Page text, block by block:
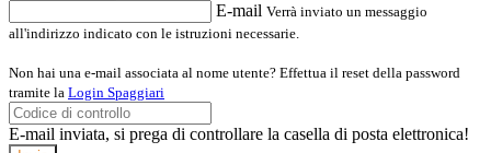
E-mail Verrà inviato un messaggio
all'indirizzo indicato con le istruzioni necessarie.
Non hai una e-mail associata al nome utente? Effettua il reset della password
tramite la Login Spaggiari
E-mail inviata, si prega di controllare la casella di posta elettronica!